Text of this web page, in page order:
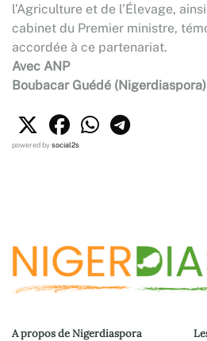
l’Agriculture et de l’Élevage,
cabinet du Premier ministre,
accordée à ce partenariat.
Avec ANP
Boubacar Guédé (Nigerdiaspora)
powered bysocial2s
A propos de Nigerdiaspora